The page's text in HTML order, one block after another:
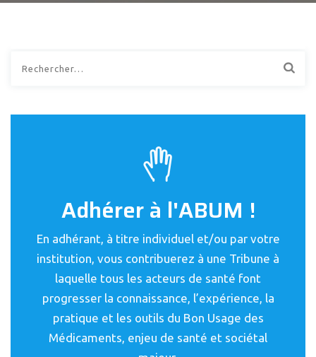
Adhérer à l'ABUM !
En adhérant, à titre individuel et/ou par votre
institution, vous contribuerez à une Tribune à
laquelle tous les acteurs de santé font
progresser la connaissance, l’expérience, la
pratique et les outils du Bon Usage des
Médicaments, enjeu de santé et sociétal